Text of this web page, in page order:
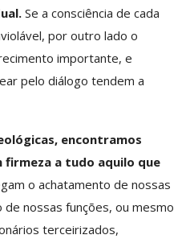
Se a consciência de cada
por outro lado o
importante, e
pelo diálogo tendem a
encontramos
firmeza a tudo aquilo que
o achatamento de nossas
de nossas funções, ou mesmo
terceirizados,